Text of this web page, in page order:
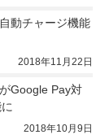
動チャージ機能
2018年11月22日
Google Pay対
2018年10月9日